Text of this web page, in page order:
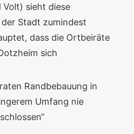
Volt) sieht diese
Stadt zumindest
dass die Ortbeiräte
sich
Randbebauung in
Umfang nie